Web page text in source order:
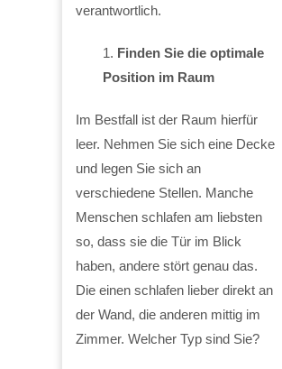
verantwortlich.
Finden Sie die optimale
Position im Raum
Im Bestfall ist der Raum hierfür
leer. Nehmen Sie sich eine Decke
und legen Sie sich an
verschiedene Stellen. Manche
Menschen schlafen am liebsten
so, dass sie die Tür im Blick
haben, andere stört genau das.
Die einen schlafen lieber direkt an
der Wand, die anderen mittig im
Zimmer. Welcher Typ sind Sie?